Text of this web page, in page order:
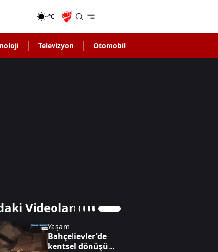
-°C
Televizyon Otomobil
Videolar
Yaşam
Bahçelievler'de
kentsel dönüşüm